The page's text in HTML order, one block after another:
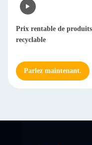
Prix ​​rentable de
recyclable
Parlez maintenant.